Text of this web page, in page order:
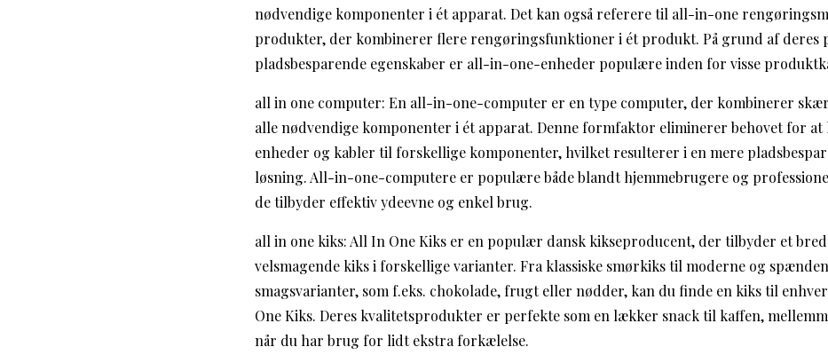
nødvendige komponenter i ét apparat. Det kan også referere til all-in-one
produkter, der kombinerer flere rengøringsfunktioner i ét produkt. På grund af deres
pladsbesparende egenskaber er all-in-one-enheder populære inden for visse
all in one computer: En all-in-one-computer er en type computer, der kombinerer
alle nødvendige komponenter i ét apparat. Denne formfaktor eliminerer behovet for at
enheder og kabler til forskellige komponenter, hvilket resulterer i en mere
løsning. All-in-one-computere er populære både blandt hjemmebrugere og
de tilbyder effektiv ydeevne og enkel brug.
all in one kiks: All In One Kiks er en populær dansk kikseproducent, der tilbyder et
velsmagende kiks i forskellige varianter. Fra klassiske smørkiks til moderne og
smagsvarianter, som f.eks. chokolade, frugt eller nødder, kan du finde en kiks til
One Kiks. Deres kvalitetsprodukter er perfekte som en lækker snack til kaffen,
når du har brug for lidt ekstra forkælelse.